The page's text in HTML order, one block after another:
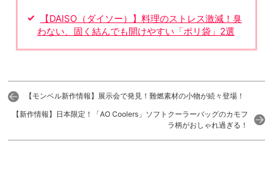
【DAISO（ダイソー）】料理のストレス激減！臭
わない、固く結んでも開けやすい「ポリ袋」2選
【モンベル新作情報】展示会で発見！難燃素材の小物が続々登場！
【新作情報】日本限定！「AO Coolers」ソフトクーラーバッグのカモフ
ラ柄がおしゃれ過ぎる！